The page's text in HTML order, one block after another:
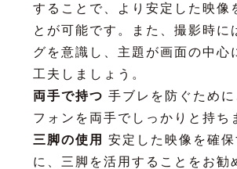
することで、より安定した映像
とが可能です。また、撮影時に
グを意識し、主題が画面の中心
工夫しましょう。
両手で持つ 手ブレを防ぐために
フォンを両手でしっかりと持ち
三脚の使用
安定した映像を確
に、三脚を活用することをお勧